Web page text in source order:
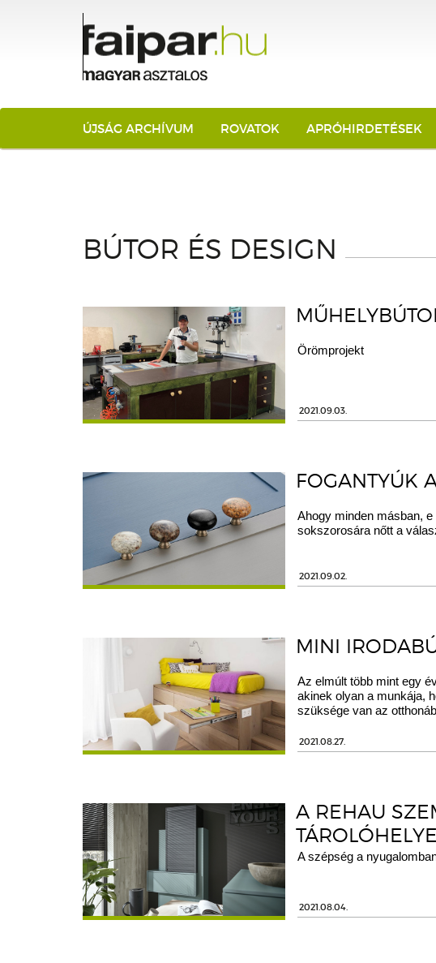
ÚJSÁG ARCHÍVUM ROVATOK APRÓHIRDETÉSEK
BÚTOR ÉS DESIGN
Örömprojekt
2021.09.03.
FOGANTYÚK
Ahogy minden másban,
sokszorosára nőtt a
2021.09.02.
MINI
Az elmúlt több mint egy
akinek olyan a munkája,
szüksége van az
2021.08.27.
A REHAU
A szépség a
2021.08.04.